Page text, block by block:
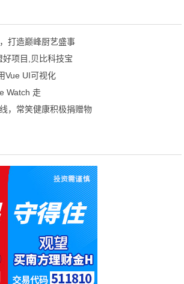
打造巅峰厨艺盛事
项目,贝比科技宝
Vue UI可视化
Watch 走
，常笑健康积极捐赠物